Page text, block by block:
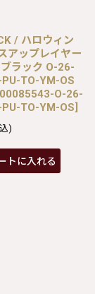
/ ハロウィン
アップレイヤー
ラック O-26-
TO-YM-OS
O-26-
TO-YM-OS]
)
トに入れる